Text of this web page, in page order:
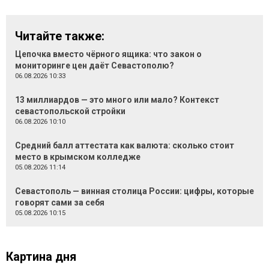
Читайте также:
Цепочка вместо чёрного ящика: что закон о
мониторинге цен даёт Севастополю?
06.08.2026 10:33
13 миллиардов — это много или мало? Контекст
севастопольской стройки
06.08.2026 10:10
Средний балл аттестата как валюта: сколько стоит
место в крымском колледже
05.08.2026 11:14
Севастополь — винная столица России: цифры, которые
говорят сами за себя
05.08.2026 10:15
Картина дня